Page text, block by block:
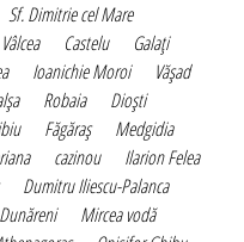
Sf. Dimitrie cel Mare
Castelu
Galaţi
Ioanichie Moroi
Văşad
Robaia
Dioşti
Făgăraş
Medgidia
cazinou
Ilarion Felea
Dumitru Iliescu-Palanca
Dunăreni
Mircea vodă